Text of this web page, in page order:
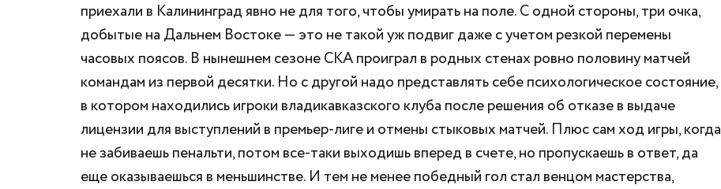
приехали в Калининград явно не для того, чтобы умирать на поле. С одной стороны, три очка,
добытые на Дальнем Востоке — это не такой уж подвиг даже с учетом резкой перемены
часовых поясов. В нынешнем сезоне СКА проиграл в родных стенах ровно половину матчей
командам из первой десятки. Но с другой надо представлять себе психологическое состояние,
в котором находились игроки владикавказского клуба после решения об отказе в выдаче
лицензии для выступлений в премьер-лиге и отмены стыковых матчей. Плюс сам ход игры, когда
не забиваешь пенальти, потом все-таки выходишь вперед в счете, но пропускаешь в ответ, да
еще оказываешься в меньшинстве. И тем не менее победный гол стал венцом мастерства,